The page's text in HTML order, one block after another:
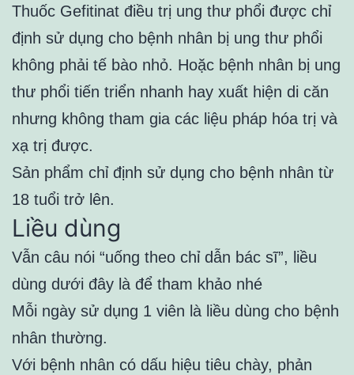
Thuốc Gefitinat điều trị ung thư phổi được chỉ
định sử dụng cho bệnh nhân bị ung thư phổi
không phải tế bào nhỏ. Hoặc bệnh nhân bị ung
thư phổi tiến triển nhanh hay xuất hiện di căn
nhưng không tham gia các liệu pháp hóa trị và
xạ trị được.
Sản phẩm chỉ định sử dụng cho bệnh nhân từ
18 tuổi trở lên.
Liều dùng
Vẫn câu nói “uống theo chỉ dẫn bác sĩ”, liều
dùng dưới đây là để tham khảo nhé
Mỗi ngày sử dụng 1 viên là liều dùng cho bệnh
nhân thường.
Với bệnh nhân có dấu hiệu tiêu chày, phản